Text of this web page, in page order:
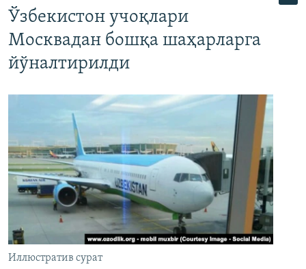
Ўзбекистон учоқлари
Москвадан бошқа шаҳарларга
йўналтирилди
Иллюстратив сурат